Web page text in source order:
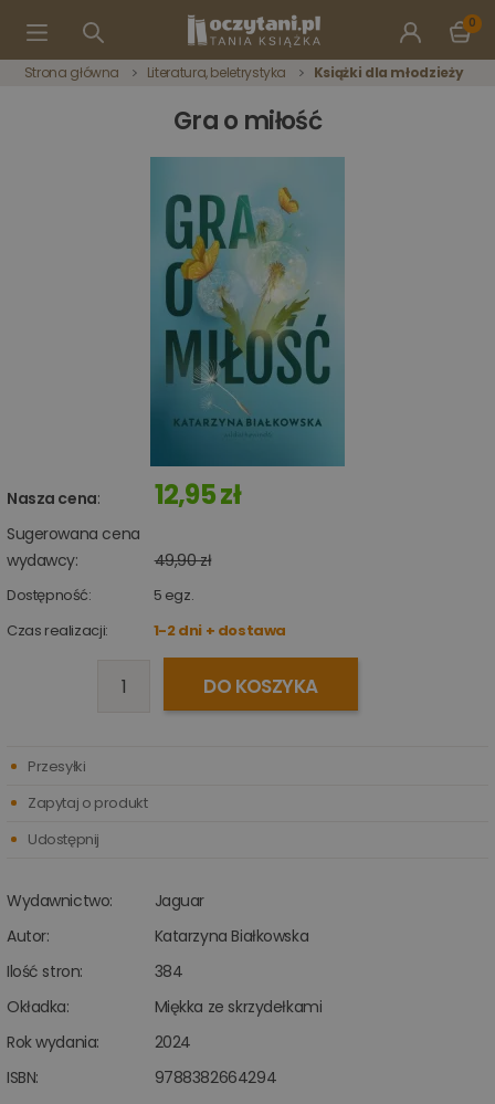
0
Strona główna Literatura, beletrystyka Książki dla młodzieży
Gra o miłość
Nasza cena: 12,95 zł
Sugerowana cena
wydawcy:
49,90 zł
Dostępność: 5 egz.
Czas realizacji:
1-2 dni + dostawa
DO KOSZYKA
Wydawnictwo:
Jaguar
Autor:
Katarzyna Białkowska
Ilość stron:
384
Okładka:
Miękka ze skrzydełkami
Rok wydania:
2024
ISBN:
9788382664294
Przesyłki
Zapytaj o produkt
Udostępnij